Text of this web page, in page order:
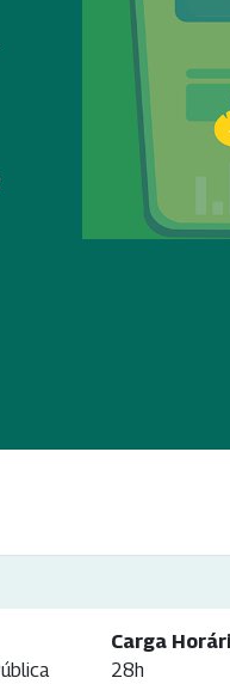
Carga
28h